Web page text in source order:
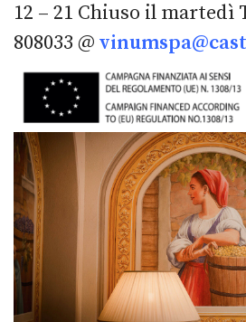
12 – 21 Chiuso il martedì
808033 @